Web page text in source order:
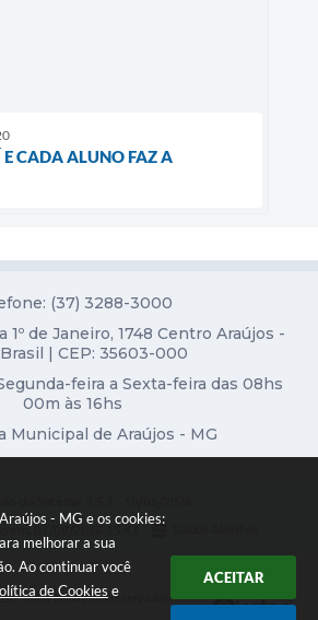
- MG e os cookies:
melhorar a sua
Ao continuar você
de Cookies e
ACEITAR
CADA ALUNO FAZ A
(37) 3288-3000
1º de Janeiro, 1748 Centro Araújos -
| CEP: 35603-000
feira a Sexta-feira das 08hs
00m às 16hs
Municipal de Araújos - MG
em:
Todos os direitos reservados -